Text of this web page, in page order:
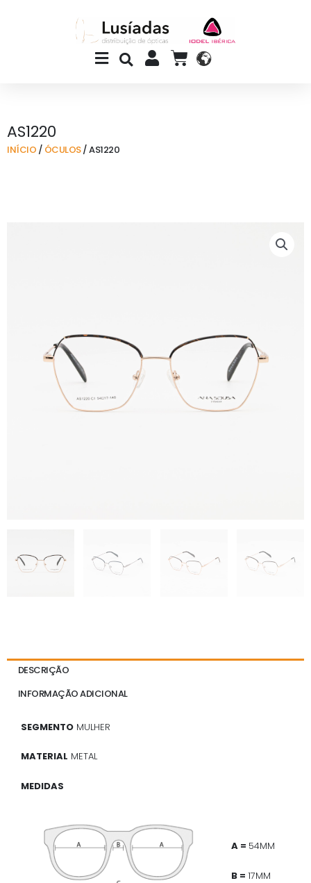
Main
Menu
CART
AS1220
INÍCIO / ÓCULOS/ AS1220
DESCRIÇÃO
INFORMAÇÃO ADICIONAL
SEGMENTO MULHER
MATERIAL METAL
MEDIDAS
A = 54MM
B = 17MM